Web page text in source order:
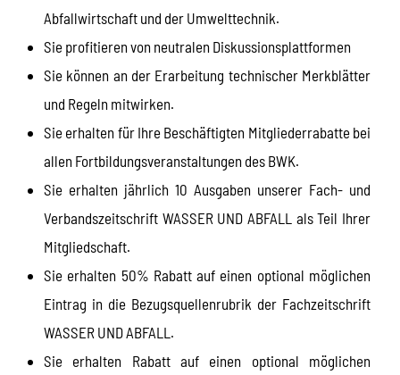
Abfallwirtschaft und der Umwelttechnik.
Sie profitieren von neutralen Diskussionsplattformen
Sie können an der Erarbeitung technischer Merkblätter
und Regeln mitwirken.
Sie erhalten für Ihre Beschäftigten Mitgliederrabatte bei
allen Fortbildungsveranstaltungen des BWK.
Sie erhalten jährlich 10 Ausgaben unserer Fach- und
Verbandszeitschrift WASSER UND ABFALL als Teil Ihrer
Mitgliedschaft.
Sie erhalten 50% Rabatt auf einen optional möglichen
Eintrag in die Bezugsquellenrubrik der Fachzeitschrift
WASSER UND ABFALL.
Sie erhalten Rabatt auf einen optional möglichen